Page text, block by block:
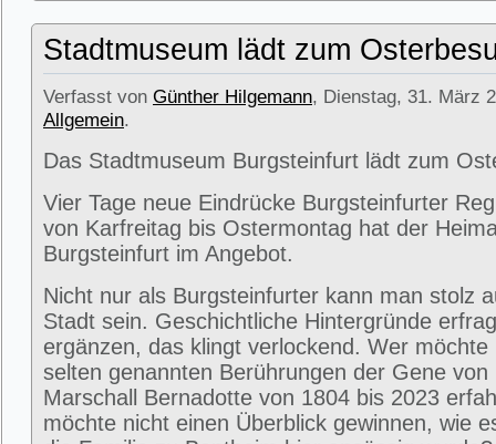
Stadtmuseum lädt zum
Verfasst von Günther Hilgemann, Dienstag, 31. März
Allgemein.
Das Stadtmuseum Burgsteinfurt lädt zum
Vier Tage neue Eindrücke Burgsteinfurter
von Karfreitag bis Ostermontag hat der
Burgsteinfurt im Angebot.
Nicht nur als Burgsteinfurter kann man stolz
Stadt sein. Geschichtliche Hintergründe
ergänzen, das klingt verlockend. Wer möchte
selten genannten Berührungen der Gene von
Marschall Bernadotte von 1804 bis 2023
möchte nicht einen Überblick gewinnen, wie